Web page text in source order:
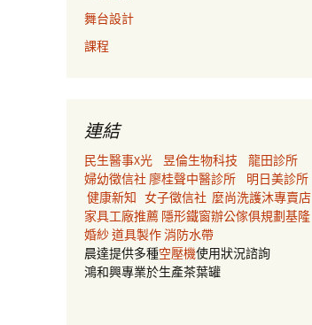
舞台設計
課程
連結
民生醫事X光 昱倫生物科技
龍田診所
婦幼徵信社 廖桂聲中醫診所
明日美診所
健康新知 女子徵信社 麼尚洗護沐專賣店
家具工廠推薦 隱形鐵窗辦公傢俱規劃基隆
婚紗道具製作消防水帶
晨達提供多種空壓機使用狀況諮詢
鴻和興專業於生產茶葉罐